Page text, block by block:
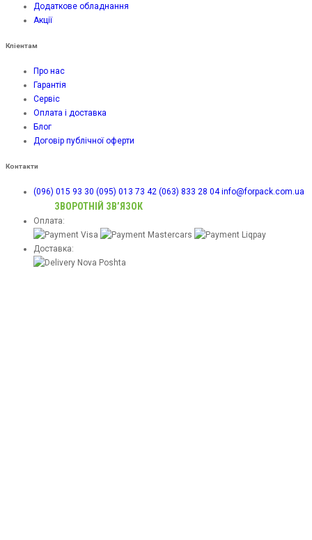
Додаткове обладнання
Акції
Кліентам
Про нас
Гарантія
Сервіс
Оплата і доставка
Блог
Договір публічної оферти
Контакти
(096) 015 93 30 (095) 013 73 42 (063) 833 28 04 info@forpack.com.ua
ЗВОРОТНІЙ ЗВ’ЯЗОК
Оплата:
Доставка: